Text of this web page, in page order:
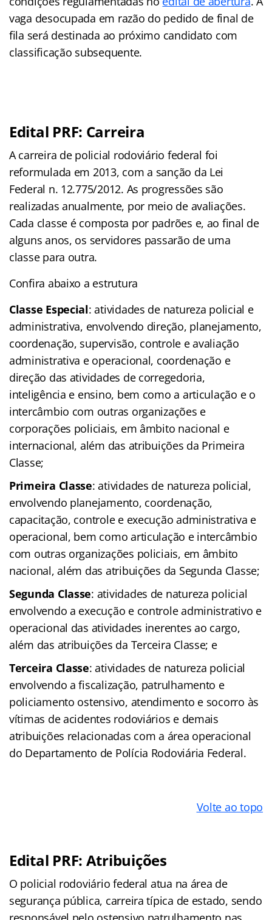
vaga desocupada em razão do pedido de final de
fila será destinada ao próximo candidato com
classificação subsequente.
Edital PRF: Carreira
A carreira de policial rodoviário federal foi
reformulada em 2013, com a sanção da Lei
Federal n. 12.775/2012. As progressões são
realizadas anualmente, por meio de avaliações.
Cada classe é composta por padrões e, ao final de
alguns anos, os servidores passarão de uma
classe para outra.
Confira abaixo a estrutura
Classe Especial: atividades de natureza policial e
administrativa, envolvendo direção, planejamento,
coordenação, supervisão, controle e avaliação
administrativa e operacional, coordenação e
direção das atividades de corregedoria,
inteligência e ensino, bem como a articulação e o
intercâmbio com outras organizações e
corporações policiais, em âmbito nacional e
internacional, além das atribuições da Primeira
Classe;
Primeira Classe: atividades de natureza policial,
envolvendo planejamento, coordenação,
capacitação, controle e execução administrativa e
operacional, bem como articulação e intercâmbio
com outras organizações policiais, em âmbito
nacional, além das atribuições da Segunda Classe;
Segunda Classe: atividades de natureza policial
envolvendo a execução e controle administrativo e
operacional das atividades inerentes ao cargo,
além das atribuições da Terceira Classe; e
Terceira Classe: atividades de natureza policial
envolvendo a fiscalização, patrulhamento e
policiamento ostensivo, atendimento e socorro às
vítimas de acidentes rodoviários e demais
atribuições relacionadas com a área operacional
do Departamento de Polícia Rodoviária Federal.
Volte ao topo
Edital PRF: Atribuições
O policial rodoviário federal atua na área de
segurança pública, carreira típica de estado, sendo